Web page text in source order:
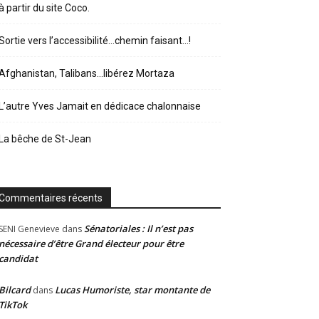
partir du site Coco.
vers l’accessibilité…chemin faisant…!
Talibans…libérez Mortaza
Yves Jamait en dédicace chalonnaise
bêche de St-Jean
récents
Genevieve dansSénatoriales : Il n’est pas
d’être Grand électeur pour être
dans Lucas Humoriste, star montante de